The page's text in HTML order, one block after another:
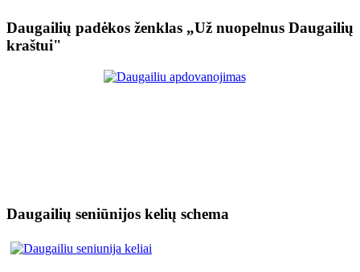
Daugailių padėkos ženklas „Už nuopelnus Daugailių
kraštui"
Daugailių seniūnijos kelių schema